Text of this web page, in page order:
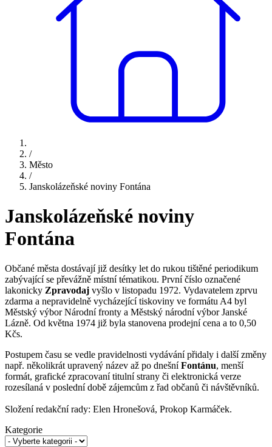
/
Město
/
Janskolázeňské noviny Fontána
Janskolázeňské noviny
Fontána
Občané města dostávají již desítky let do rukou tištěné periodikum
zabývající se převážně místní tématikou. První číslo označené
lakonicky Zpravodaj vyšlo v listopadu 1972. Vydavatelem zprvu
zdarma a nepravidelně vycházející tiskoviny ve formátu A4 byl
Městský výbor Národní fronty a Městský národní výbor Janské
Lázně. Od května 1974 již byla stanovena prodejní cena a to 0,50
Kčs.
Postupem času se vedle pravidelnosti vydávání přidaly i další změny
např. několikrát upravený název až po dnešníFontánu, menší
formát, grafické zpracovaní titulní strany či elektronická verze
rozesílaná v poslední době zájemcům z řad občanů či návštěvníků.
Složení redakční rady: Elen Hronešová, Prokop Karmáček.
Kategorie